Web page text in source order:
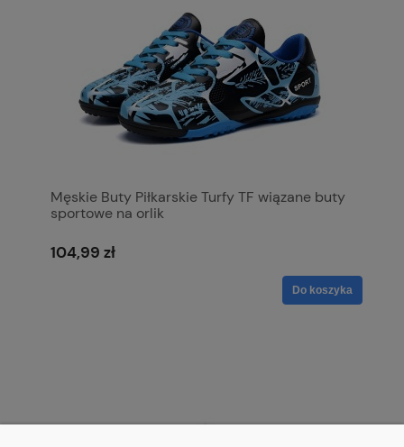
Męskie Buty Piłkarskie Turfy TF wiązane buty
sportowe na orlik
104,99 zł
Do koszyka